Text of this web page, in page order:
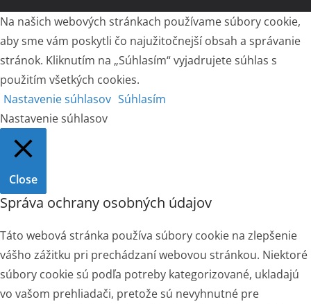
Na našich webových stránkach používame súbory cookie,
aby sme vám poskytli čo najužitočnejší obsah a správanie
stránok. Kliknutím na „Súhlasím“ vyjadrujete súhlas s
použitím všetkých cookies.
Nastavenie súhlasov Súhlasím
Nastavenie súhlasov
Close
Správa ochrany osobných údajov
Táto webová stránka používa súbory cookie na zlepšenie
vášho zážitku pri prechádzaní webovou stránkou. Niektoré
súbory cookie sú podľa potreby kategorizované, ukladajú
vo vašom prehliadači, pretože sú nevyhnutné pre